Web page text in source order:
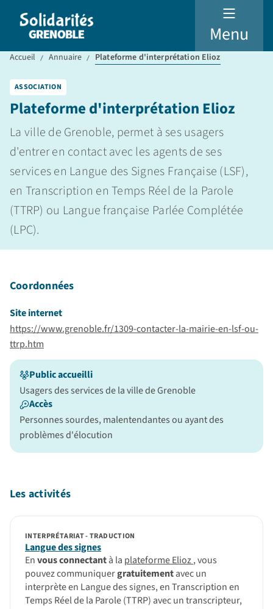
Menu
Accueil Annuaire Plateforme d'interprétation Elioz
Plateforme d'interprétation Elioz
La ville de Grenoble, permet à ses usagers
d'entrer en contact avec les agents de ses
services en Langue des Signes Française (LSF),
en Transcription en Temps Réel de la Parole
(TTRP) ou Langue française Parlée Complétée
(LPC).
ASSOCIATION
Coordonnées
Site internet
https://www.grenoble.fr/1309-contacter-la-mairie-en-lsf-ou-
ttrp.htm
Public accueilli
Usagers des services de la ville de Grenoble
Accès
Personnes sourdes, malentendantes ou ayant des
problèmes d'élocution
Les activités
Langue des signes
INTERPRÉTARIAT - TRADUCTION
Envous connectantà la plateforme Elioz, vous
pouvez communiquergratuitementavec un
interprète en Langue des signes, en Transcription en
Temps Réel de la Parole (TTRP) avec un transcripteur,